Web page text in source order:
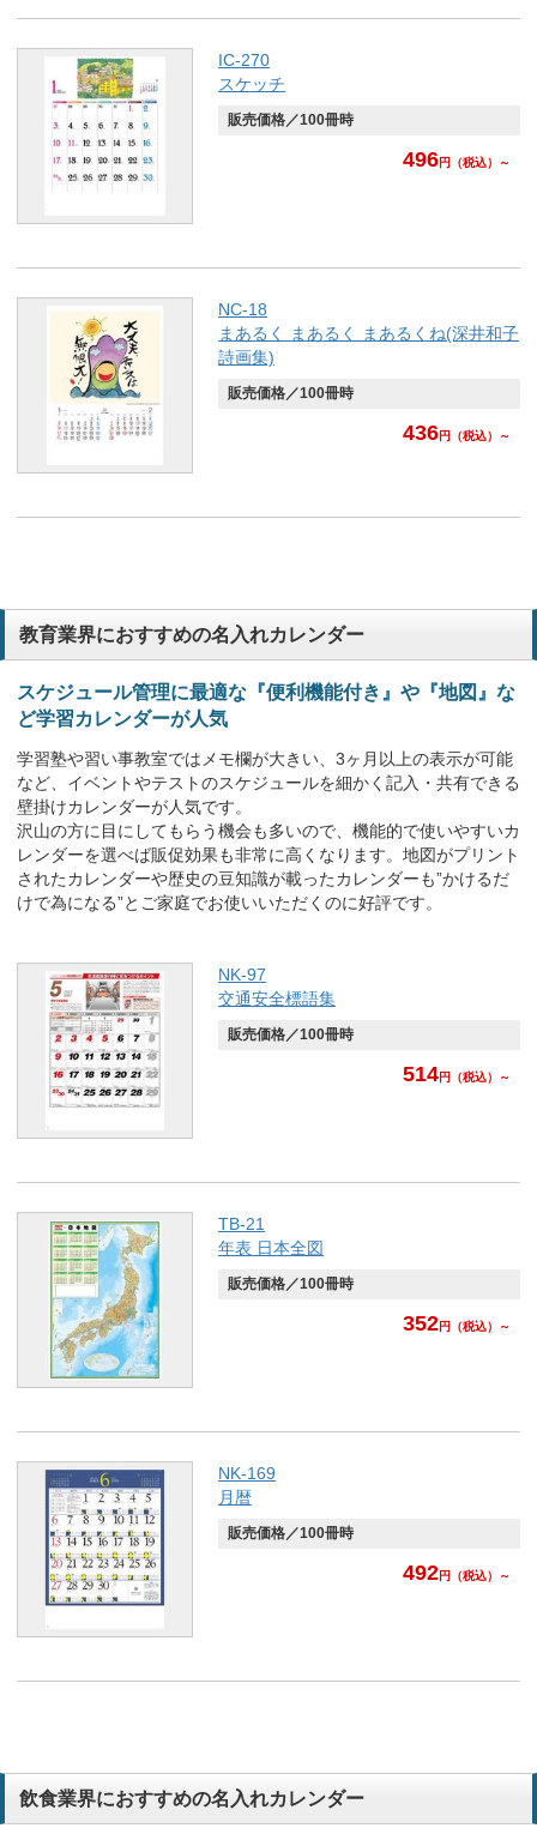
IC-270
スケッチ
販売価格／100冊時
496円 （税込）～
NC-18
まあるく まあるく まあるくね(深井和子
詩画集)
販売価格／100冊時
436円 （税込）～
教育業界におすすめの名入れカレンダー
スケジュール管理に最適な『便利機能付き』や『地図』な
ど学習カレンダーが人気
学習塾や習い事教室ではメモ欄が大きい、3ヶ月以上の表示が可能
など、イベントやテストのスケジュールを細かく記入・共有できる
壁掛けカレンダーが人気です。
沢山の方に目にしてもらう機会も多いので、機能的で使いやすいカ
レンダーを選べば販促効果も非常に高くなります。地図がプリント
されたカレンダーや歴史の豆知識が載ったカレンダーも”かけるだ
けで為になる”とご家庭でお使いいただくのに好評です。
NK-97
交通安全標語集
販売価格／100冊時
514円 （税込）～
TB-21
年表 日本全図
販売価格／100冊時
352円 （税込）～
NK-169
月暦
販売価格／100冊時
492円 （税込）～
飲食業界におすすめの名入れカレンダー